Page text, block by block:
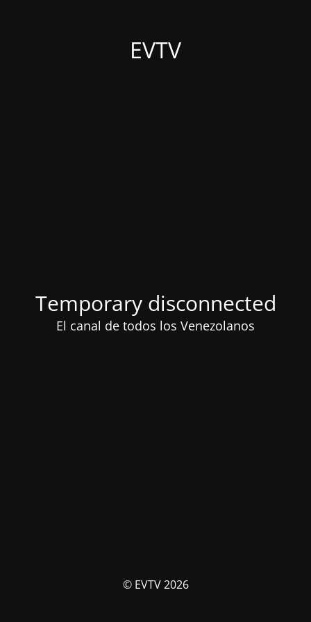
EVTV
Temporary disconnected
El canal de todos los Venezolanos
© EVTV 2026